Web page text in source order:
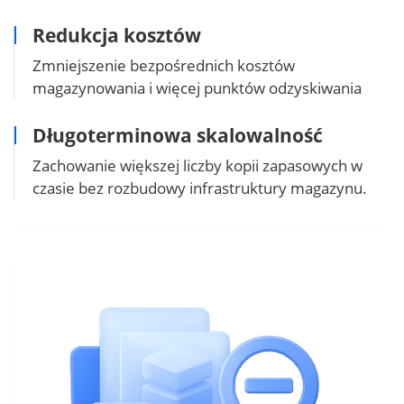
Redukcja kosztów
Zmniejszenie bezpośrednich kosztów
magazynowania i więcej punktów odzyskiwania
Długoterminowa skalowalność
Zachowanie większej liczby kopii zapasowych w
czasie bez rozbudowy infrastruktury magazynu.